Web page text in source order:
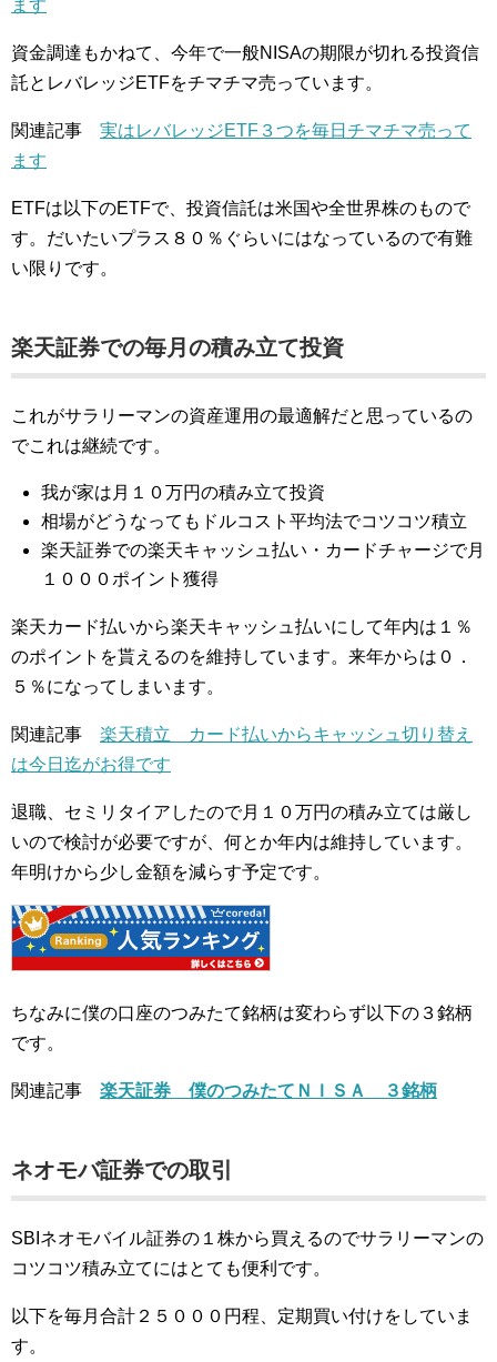
ます
資金調達もかねて、今年で一般NISAの期限が切れる投資信
託とレバレッジETFをチマチマ売っています。
関連記事 実はレバレッジETF３つを毎日チマチマ売って
ます
ETFは以下のETFで、投資信託は米国や全世界株のもので
す。だいたいプラス８０％ぐらいにはなっているので有難
い限りです。
楽天証券での毎月の積み立て投資
これがサラリーマンの資産運用の最適解だと思っているの
でこれは継続です。
我が家は月１０万円の積み立て投資
相場がどうなってもドルコスト平均法でコツコツ積立
楽天証券での楽天キャッシュ払い・カードチャージで月
１０００ポイント獲得
楽天カード払いから楽天キャッシュ払いにして年内は１％
のポイントを貰えるのを維持しています。来年からは０．
５％になってしまいます。
関連記事 楽天積立 カード払いからキャッシュ切り替え
は今日迄がお得です
退職、セミリタイアしたので月１０万円の積み立ては厳し
いので検討が必要ですが、何とか年内は維持しています。
年明けから少し金額を減らす予定です。
ちなみに僕の口座のつみたて銘柄は変わらず以下の３銘柄
です。
関連記事 楽天証券 僕のつみたてＮＩＳＡ ３銘柄
ネオモバ証券での取引
SBIネオモバイル証券の１株から買えるのでサラリーマンの
コツコツ積み立てにはとても便利です。
以下を毎月合計２５０００円程、定期買い付けをしていま
す。